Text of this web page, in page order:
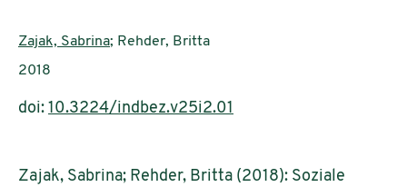
AutorInnen:
Zajak, Sabrina; Rehder, Britta
Publikationsjahr:
2018
doi: 10.3224/indbez.v25i2.01
Zajak, Sabrina; Rehder, Britta (2018): Soziale